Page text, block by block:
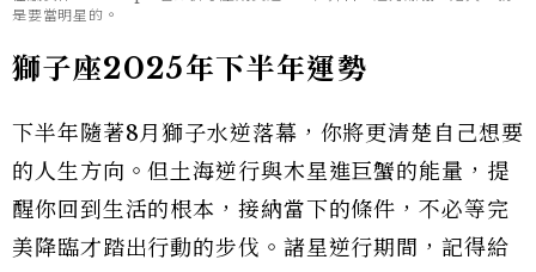
是要當明星的。
獅子座2025年下半年運勢
下半年隨著8月獅子水逆落幕，你將更清楚自己想要
的人生方向。但土海逆行與木星進巨蟹的能量，提
醒你回到生活的根本，接納當下的條件，不必等完
美降臨才踏出行動的步伐。諸星逆行期間，記得給